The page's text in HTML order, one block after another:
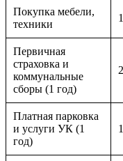
Покупка мебели,
техники
Первичная
страховка и
коммунальные
сборы (1 год)
Платная парковка
и услуги УК (1
год)